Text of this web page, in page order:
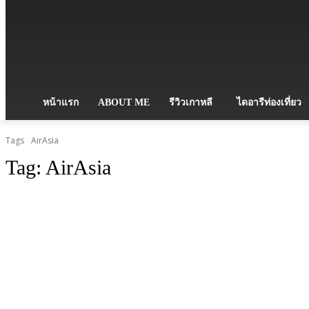
หน้าแรก ABOUT ME รีวิวเกาหลี ไดอารีท่องเที่ยว
Tags AirAsia
Tag: AirAsia